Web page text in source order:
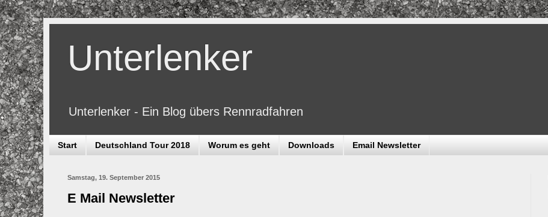
Unterlenker
Unterlenker - Ein Blog übers Rennradfahren
Start Deutschland Tour 2018 Worum es geht Downloads Email Newsletter
Samstag, 19. September 2015
E Mail Newsletter